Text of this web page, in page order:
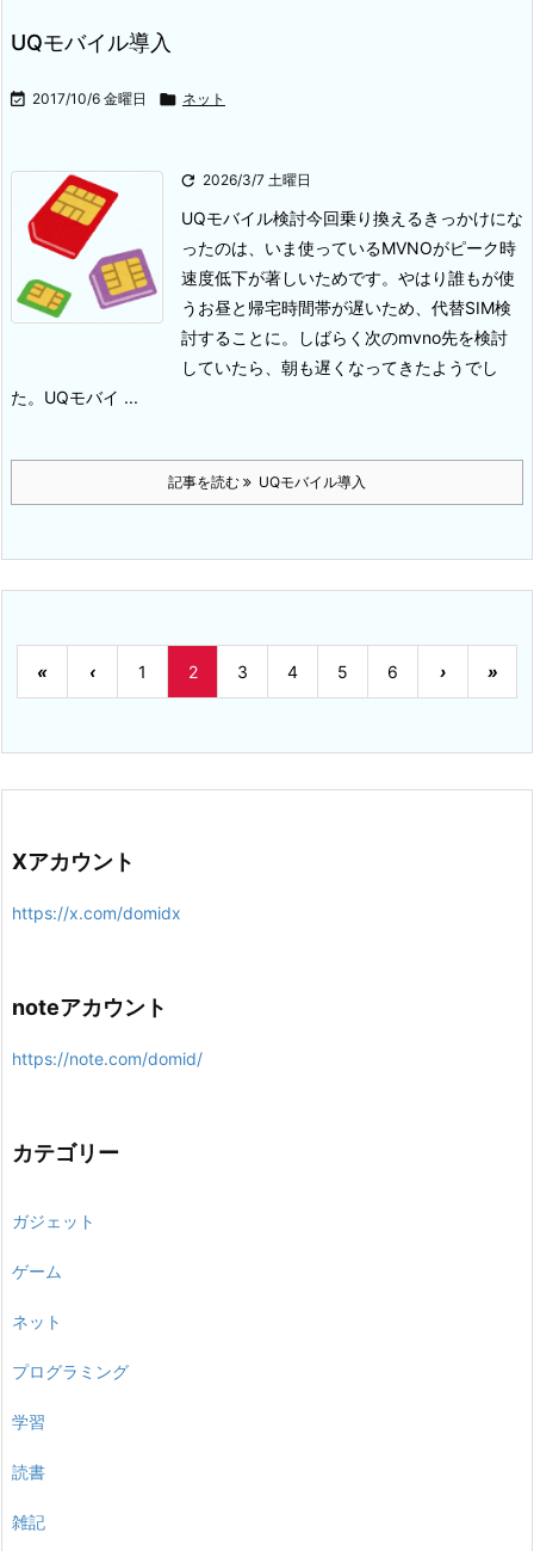
UQモバイル導入
 2017/10/6 金曜日  ネット
 2026/3/7 土曜日
UQモバイル検討今回乗り換えるきっかけにな
ったのは、いま使っているMVNOがピーク時
速度低下が著しいためです。 やはり誰もが使
うお昼と帰宅時間帯が遅いため、代替SIM検
討することに。
しばらく次のmvno先を検討
していたら、朝も遅くなってきたようでし
た。 UQモバイ ...
記事を読む UQモバイル導入
« ‹ 1 2 3 4 5 6 › »
Xアカウント
https://x.com/domidx
noteアカウント
https://note.com/domid/
カテゴリー
ガジェット
ゲーム
ネット
プログラミング
学習
読書
雑記